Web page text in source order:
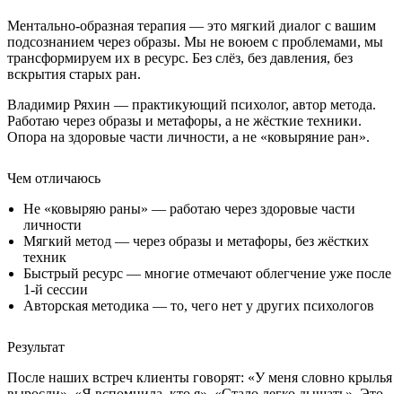
Ментально-образная терапия — это мягкий диалог с вашим
подсознанием через образы. Мы не воюем с проблемами, мы
трансформируем их в ресурс. Без слёз, без давления, без
вскрытия старых ран.
Владимир Ряхин — практикующий психолог, автор метода.
Работаю через образы и метафоры, а не жёсткие техники.
Опора на здоровые части личности, а не «ковыряние ран».
Чем отличаюсь
Не «ковыряю раны» — работаю через здоровые части
личности
Мягкий метод — через образы и метафоры, без жёстких
техник
Быстрый ресурс — многие отмечают облегчение уже после
1-й сессии
Авторская методика — то, чего нет у других психологов
Результат
После наших встреч клиенты говорят: «У меня словно крылья